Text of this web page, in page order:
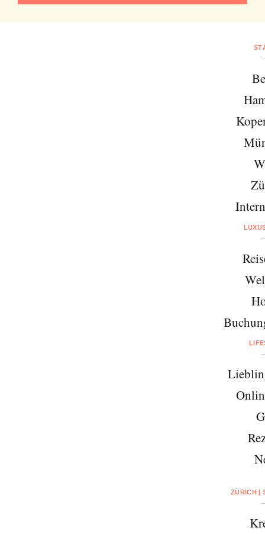
ZÜRICH |